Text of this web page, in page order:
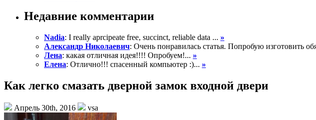
Недавние комментарии
Nadia: I really aprcipeate free, succinct, reliable data ... »
Александр Николаевич: Очень понравилась статья. Попробую изготовить
Лена: какая отличная идея!!!! Опробуем!... »
Елена: Отлично!!! спасенный компьютер :)... »
Как легко смазать дверной замок входной двери
Апрель 30th, 2016 vsa